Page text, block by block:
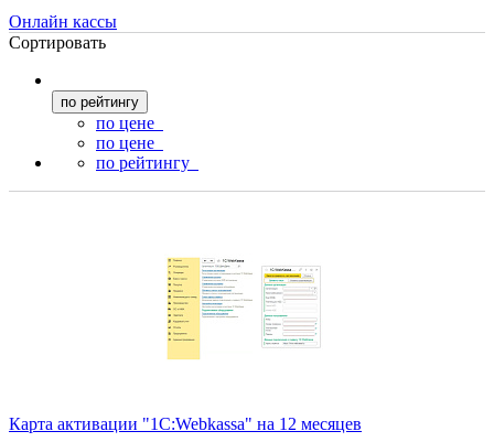
Онлайн кассы
Сортировать
по рейтингу
по цене
по цене
по рейтингу
Карта активации "1С:Webkassa" на 12 месяцев